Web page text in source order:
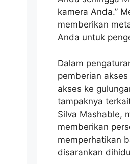
kamera Anda.”
memberikan
Anda untuk
Dalam
pemberian
akses ke
tampaknya
Silva Mashable,
memberikan
memperhatikan
disarankan